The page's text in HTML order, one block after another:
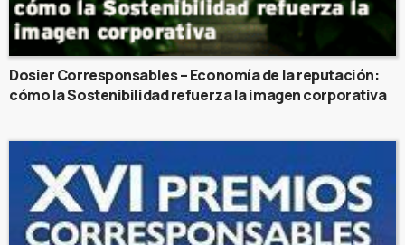
Dosier Corresponsables – Economía de la reputación:
cómo la Sostenibilidad refuerza la imagen corporativa